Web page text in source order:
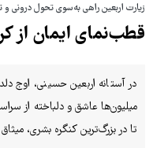
زیارت اربعین راهی به‌سوی تحول درونی
قطب‌نمای ایمان از
در آستانه اربعین حسینی، اوج
میلیون‌ها عاشق و دلباخته از
تا در بزرگ‌ترین کنگره بشری،